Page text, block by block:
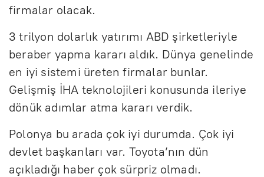
firmalar olacak.
3 trilyon dolarlık yatırımı ABD şirketleriyle
beraber yapma kararı aldık. Dünya genelinde
en iyi sistemi üreten firmalar bunlar.
Gelişmiş İHA teknolojileri konusunda ileriye
dönük adımlar atma kararı verdik.
Polonya bu arada çok iyi durumda. Çok iyi
devlet başkanları var. Toyota’nın dün
açıkladığı haber çok sürpriz olmadı.